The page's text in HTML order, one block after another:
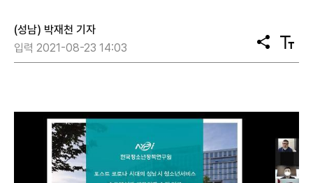
(성남) 박재천 기자
입력 2021-08-23 14:03
공
유
텍
스